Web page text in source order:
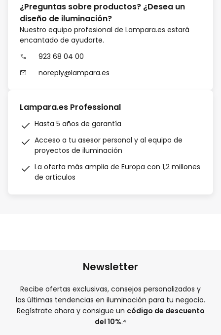
¿Preguntas sobre productos? ¿Desea un
diseño de iluminación?
Nuestro equipo profesional de Lampara.es estará
encantado de ayudarte.
923 68 04 00
noreply@lampara.es
Lampara.es Professional
Hasta 5 años de garantía
Acceso a tu asesor personal y al equipo de
proyectos de iluminación
La oferta más amplia de Europa con 1,2 millones
de artículos
Newsletter
Recibe ofertas exclusivas, consejos personalizados y
las últimas tendencias en iluminación para tu negocio.
Regístrate ahora y consigue un código de descuento
del 10%.⁴